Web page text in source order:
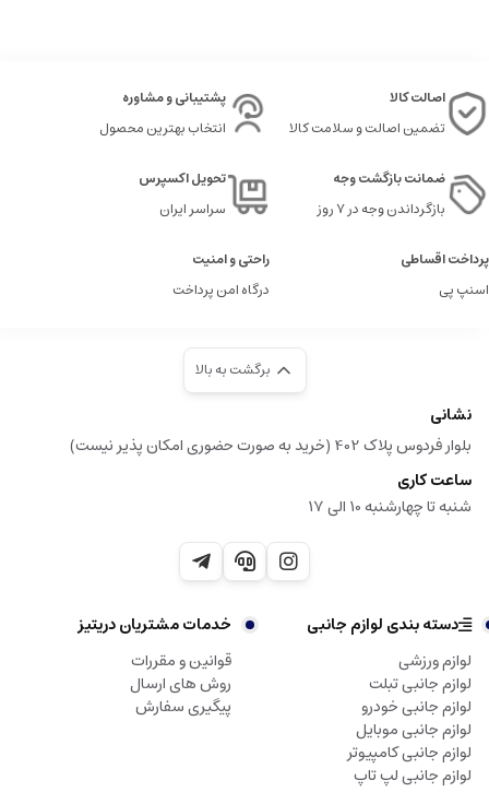
اصالت کالا
تضمین اصالت و سلامت کالا
پشتیبانی و مشاوره
انتخاب بهترین محصول
ضمانت بازگشت وجه
بازگرداندن وجه در ۷ روز
تحویل اکسپرس
سراسر ایران
پرداخت اقساطی
اسنپ پی
راحتی و امنیت
درگاه امن پرداخت
برگشت به بالا
نشانی
بلوار فردوس پلاک 402 (خرید به صورت حضوری امکان پذیر نیست)
ساعت کاری
شنبه تا چهارشنبه 10 الی 17
دسته بندی لوازم جانبی
لوازم ورزشی
لوازم جانبی تبلت
لوازم جانبی خودرو
لوازم جانبی موبایل
لوازم جانبی کامپیوتر
لوازم جانبی لپ تاپ
خدمات مشتریان دریتیز
قوانین و مقررات
روش های ارسال
پیگیری سفارش